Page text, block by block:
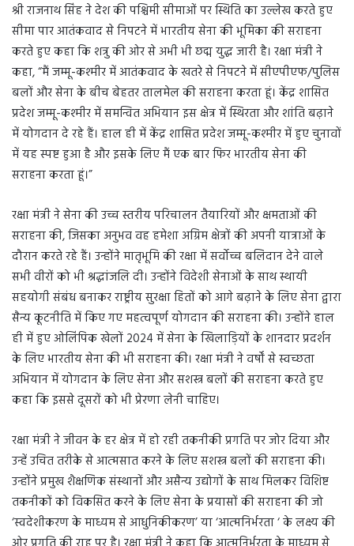
श्री राजनाथ सिंह ने देश की पश्चिमी सीमाओं पर स्थिति का उल्लेख करते हुए
सीमा पार आतंकवाद से निपटने में भारतीय सेना की भूमिका की सराहना
करते हुए कहा कि शत्रु की ओर से अभी भी छद्म युद्ध जारी है। रक्षा मंत्री ने
कहा, “मैं जम्मू-कश्मीर में आतंकवाद के खतरे से निपटने में सीएपीएफ/पुलिस
बलों और सेना के बीच बेहतर तालमेल की सराहना करता हूं। केंद्र शासित
प्रदेश जम्मू-कश्मीर में समन्वित अभियान इस क्षेत्र में स्थिरता और शांति बढ़ाने
में योगदान दे रहे हैं। हाल ही में केंद्र शासित प्रदेश जम्मू-कश्मीर में हुए चुनावों
में यह स्पष्ट हुआ है और इसके लिए मैं एक बार फिर भारतीय सेना की
सराहना करता हूं।”
रक्षा मंत्री ने सेना की उच्च स्तरीय परिचालन तैयारियों और क्षमताओं की
सराहना की, जिसका अनुभव वह हमेशा अग्रिम क्षेत्रों की अपनी यात्राओं के
दौरान करते रहे हैं। उन्होंने मातृभूमि की रक्षा में सर्वोच्च बलिदान देने वाले
सभी वीरों को भी श्रद्धांजलि दी। उन्होंने विदेशी सेनाओं के साथ स्थायी
सहयोगी संबंध बनाकर राष्ट्रीय सुरक्षा हितों को आगे बढ़ाने के लिए सेना द्वारा
सैन्य कूटनीति में किए गए महत्वपूर्ण योगदान की सराहना की। उन्होंने हाल
ही में हुए ओलिंपिक खेलों 2024 में सेना के खिलाड़ियों के शानदार प्रदर्शन
के लिए भारतीय सेना की भी सराहना की। रक्षा मंत्री ने वर्षों से स्वच्छता
अभियान में योगदान के लिए सेना और सशस्त्र बलों की सराहना करते हुए
कहा कि इससे दूसरों को भी प्रेरणा लेनी चाहिए।
रक्षा मंत्री ने जीवन के हर क्षेत्र में हो रही तकनीकी प्रगति पर जोर दिया और
उन्हें उचित तरीके से आत्मसात करने के लिए सशस्त्र बलों की सराहना की।
उन्होंने प्रमुख शैक्षणिक संस्थानों और असैन्य उद्योगों के साथ मिलकर विशिष्ट
तकनीकों को विकसित करने के लिए सेना के प्रयासों की सराहना की जो
‘स्वदेशीकरण के माध्यम से आधुनिकीकरण’ या ‘आत्मनिर्भरता ‘ के लक्ष्य की